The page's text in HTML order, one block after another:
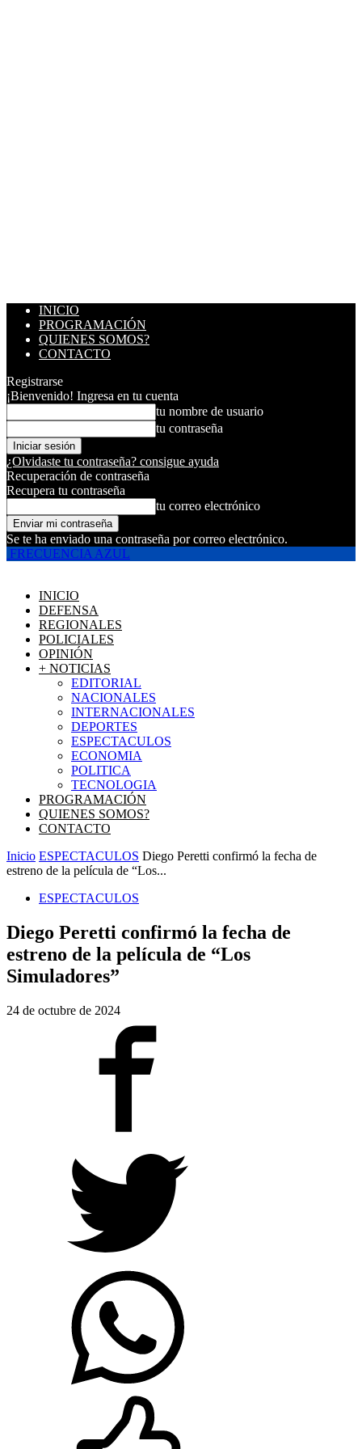
INICIO
PROGRAMACIÓN
QUIENES SOMOS?
CONTACTO
Registrarse
¡Bienvenido! Ingresa en tu cuenta
tu nombre de usuario
tu contraseña
¿Olvidaste tu contraseña? consigue ayuda
Recuperación de contraseña
Recupera tu contraseña
tu correo electrónico
Se te ha enviado una contraseña por correo electrónico.
FRECUENCIA AZUL
INICIO
DEFENSA
REGIONALES
POLICIALES
OPINIÓN
+ NOTICIAS
EDITORIAL
NACIONALES
INTERNACIONALES
DEPORTES
ESPECTACULOS
ECONOMIA
POLITICA
TECNOLOGIA
PROGRAMACIÓN
QUIENES SOMOS?
CONTACTO
Inicio ESPECTACULOS Diego Peretti confirmó la fecha de
estreno de la película de “Los...
ESPECTACULOS
Diego Peretti confirmó la fecha de
estreno de la película de “Los
Simuladores”
24 de octubre de 2024